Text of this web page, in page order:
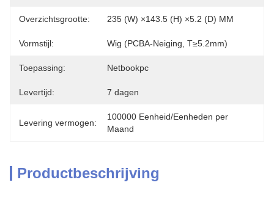
Overzichtsgrootte: 235 (W) ×143.5 (H) ×5.2 (D) MM
Vormstijl: Wig (PCBA-Neiging, T≥5.2mm)
Toepassing: Netbookpc
Levertijd: 7 dagen
Levering vermogen:
100000 Eenheid/Eenheden per
Maand
Productbeschrijving